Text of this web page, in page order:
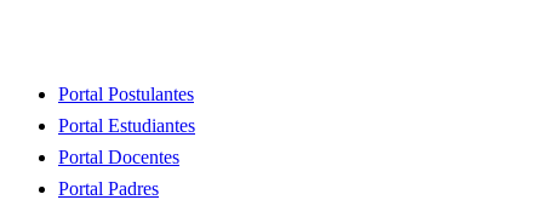
Close
Portal Postulantes
Portal Estudiantes
Portal Docentes
Portal Padres